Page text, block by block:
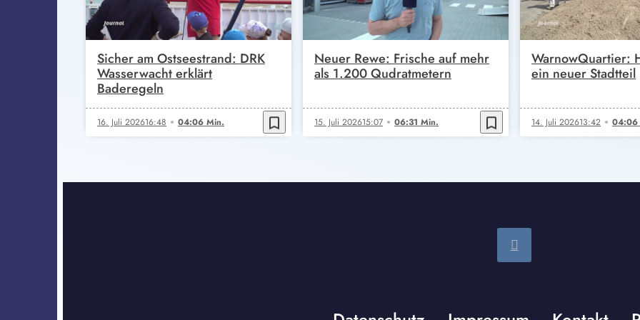
Sicher am Ostseestrand: DRK
Wasserwacht erklärt
Baderegeln
16. Juli 202616:48 04:06 Min. bookmark_border
Neuer Rewe: Frische auf mehr
als 1.200 Qudratmetern
15. Juli 202615:07 06:31 Min. bookmark_border
WarnowQuartier:
ein neuer Stadtteil
14. Juli 202613:42 04:06